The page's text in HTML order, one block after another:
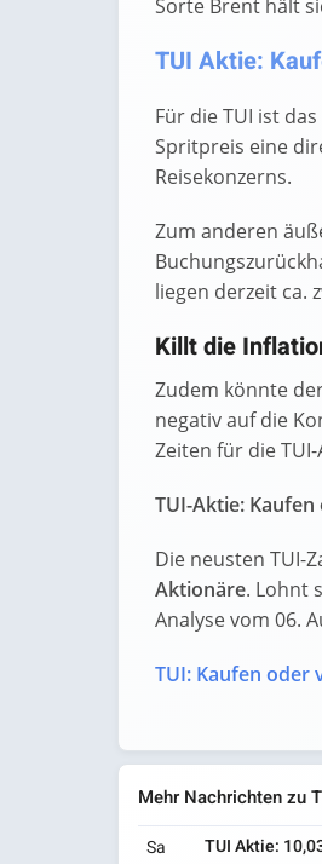
Sorte Brent hält
TUI Aktie:
Für die TUI ist
Spritpreis eine
Reisekonzerns.
Zum anderen
liegen derzeit ca.
Killt die
Zudem könnte
negativ auf die
Zeiten für die
TUI-Aktie:
Die neusten TUI-
Aktionäre. Lohnt
Analyse vom 06.
TUI: Kaufen oder
Mehr Nachrichten zu
Sa TUI Aktie: